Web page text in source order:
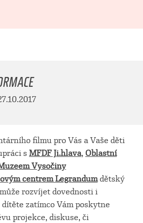
filmu pro Vás a Vaše děti
s MFDF Ji.hlava, Oblastní
Vysočiny
centrem Legrandumdětský
rozvíjet dovednosti i
zatímco Vám poskytne
projekce, diskuse, či